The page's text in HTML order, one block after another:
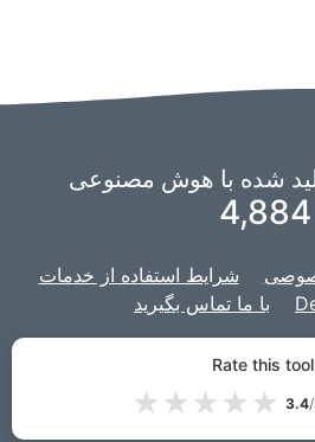
شده با هوش مصنوعی
4,884
شرایط استفاده از خدمات
با ما تماس بگیرید
imaginAIryبرای تقویت هوش مصنوعی خود استفاده می
Rate this
★ ★ ★ ★ ★ 3.4